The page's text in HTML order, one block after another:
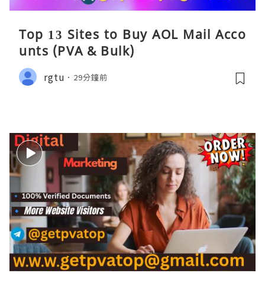
Top 13 Sites to Buy AOL Mail Acco
unts (PVA & Bulk)
rgtu 29分鐘前